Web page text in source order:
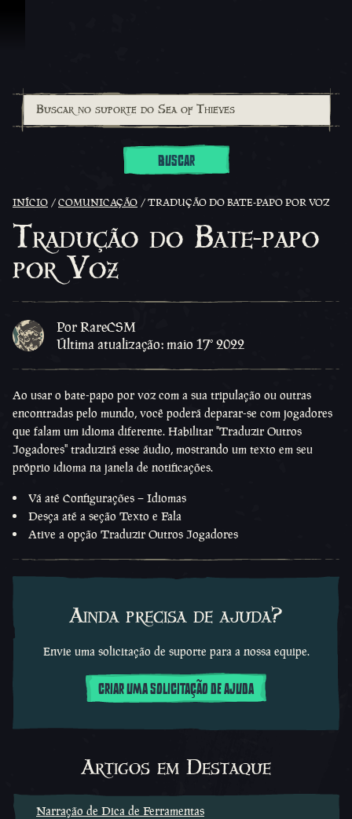
BUSCAR
INÍCIO COMUNICAÇÃO TRADUÇÃO DO BATE-PAPO POR VOZ
Tradução do Bate-papo
por Voz
Por RareCSM
Última atualização: maio 17º 2022
Ao usar o bate-papo por voz com a sua tripulação ou outras
encontradas pelo mundo, você poderá deparar-se com jogadores
que falam um idioma diferente. Habilitar "Traduzir Outros
Jogadores" traduzirá esse áudio, mostrando um texto em seu
próprio idioma na janela de notificações.
Vá até Configurações – Idiomas
Desça até a seção Texto e Fala
Ative a opção Traduzir Outros Jogadores
Ainda precisa de ajuda?
Envie uma solicitação de suporte para a nossa equipe.
CRIAR UMA SOLICITAÇÃO DE AJUDA
Artigos em Destaque
Narração de Dica de Ferramentas